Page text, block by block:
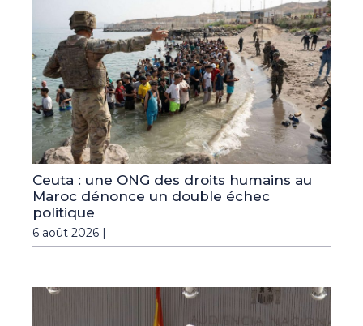
Ceuta : une ONG des droits humains au
Maroc dénonce un double échec
politique
6 août 2026 |